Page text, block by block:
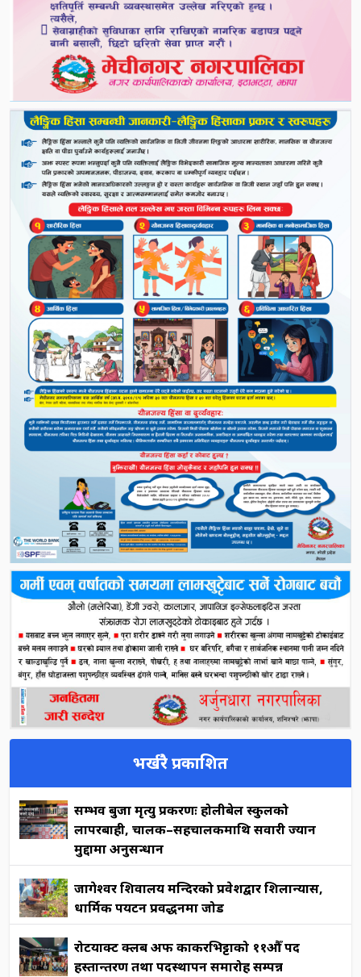
भर्खरै प्रकाशित
सम्भव बुर्जा मृत्यु प्रकरणः होलीबेल स्कुलको
लापरबाही, चालक–सहचालकमाथि सवारी ज्यान
मुद्दामा अनुसन्धान
जागेश्वर शिवालय मन्दिरको प्रवेशद्वार शिलान्यास,
धार्मिक पर्यटन प्रवर्द्धनमा जोड
रोटर्याक्ट क्लब अफ काकरभिट्टाको ११औँ पद
हस्तान्तरण तथा पदस्थापन समारोह सम्पन्न